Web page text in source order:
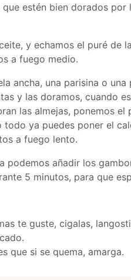
estén bien dorados
y echamos el puré de
a fuego medio.
ancha, una parisina o
y las doramos, cuando
las almejas, ponemos
ya puedes poner el
a fuego lento.
podemos añadir los
5 minutos, para que
te guste, cigalas,
que si se quema, amarga.